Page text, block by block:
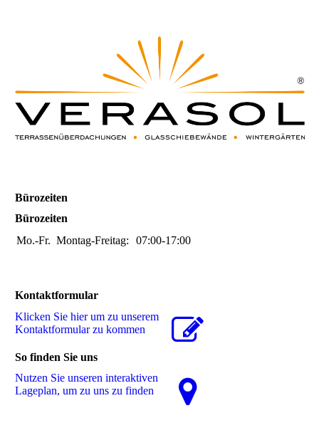
Bürozeiten
Bürozeiten
Mo.-Fr. Montag-Freitag: 07:00-17:00
Kontaktformular
Klicken Sie hier um zu unserem
Kon­takt­for­mu­lar zu kommen
So finden Sie uns
Nutzen Sie unseren interaktiven
La­ge­plan, um zu uns zu finden